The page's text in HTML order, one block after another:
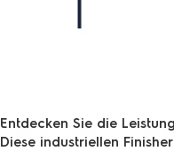
Entdecken Sie die
Diese industriellen